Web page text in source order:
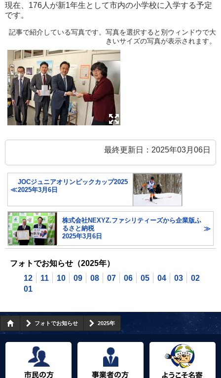
現在、176人が新1年生として市内の小学校に入学する予定
です。
記事で紹介している写真です。写真を選択すると別ウィンドウで大
きいサイズの写真が表示されます。
最終更新日：2025年03月06日
JOCジュニアオリンピックカップ2025
2025年3月6日
株式会社NEXYZ.ファシリティーズから企業版ふ
るさと納税
2025年3月6日
フォトでお知らせ（2025年）
12
11 10 09 08 07 06 05 04 03
02
01
フォトでお知らせ 2025年